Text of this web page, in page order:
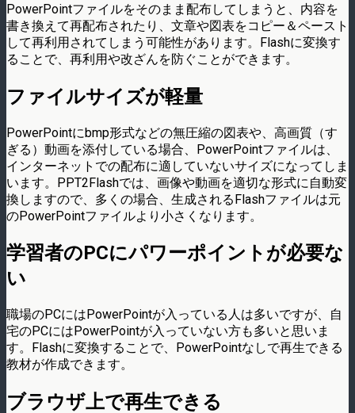
PowerPointファイルをそのまま配布してしまうと、内容を
書き換えて再配布されたり、文章や図表をコピー＆ペースト
して再利用されてしまう可能性があります。Flashに変換す
ることで、再利用や改ざんを防ぐことができます。
ファイルサイズが軽量
PowerPointにbmp形式などの無圧縮の図表や、高画質（す
ぎる）動画を添付している場合、PowerPointファイルは、
インターネットでの配布に適していないサイズになってしま
います。PPT2Flashでは、画像や動画を適切な形式に自動変
換しますので、多くの場合、生成されるFlashファイルは元
のPowerPointファイルより小さくなります。
学習者のPCにパワーポイントが必要な
い
職場のPCにはPowerPointが入っている人は多いですが、自
宅のPCにはPowerPointが入っていない方も多いと思いま
す。Flashに変換することで、PowerPointなしで再生できる
教材が作成できます。
ブラウザ上で再生できる